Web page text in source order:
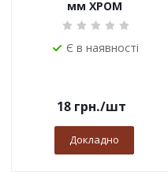
мм ХРОМ
Є в наявності
18 грн./шт
Докладно